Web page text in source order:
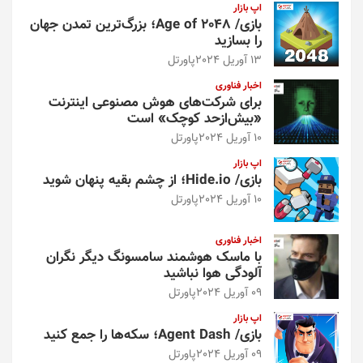
اپ بازار
بازی/ Age of 2048؛ بزرگ‌ترین تمدن جهان
را بسازید
13 آوریل 2024 پاورتل
اخبار فناوری
برای شرکت‌های هوش مصنوعی اینترنت
«بیش‌از‌حد کوچک» است
10 آوریل 2024 پاورتل
اپ بازار
بازی/ Hide.io؛ از چشم بقیه پنهان شوید
10 آوریل 2024 پاورتل
اخبار فناوری
با ماسک هوشمند سامسونگ دیگر نگران
آلودگی هوا نباشید
09 آوریل 2024 پاورتل
اپ بازار
بازی/ Agent Dash؛ سکه‌ها را جمع کنید
09 آوریل 2024 پاورتل